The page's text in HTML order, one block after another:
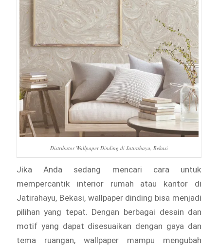
Distributor Wallpaper Dinding di Jatirahayu, Bekasi
Jika Anda sedang mencari cara untuk
mempercantik interior rumah atau kantor di
Jatirahayu, Bekasi, wallpaper dinding bisa menjadi
pilihan yang tepat. Dengan berbagai desain dan
motif yang dapat disesuaikan dengan gaya dan
tema ruangan, wallpaper mampu mengubah